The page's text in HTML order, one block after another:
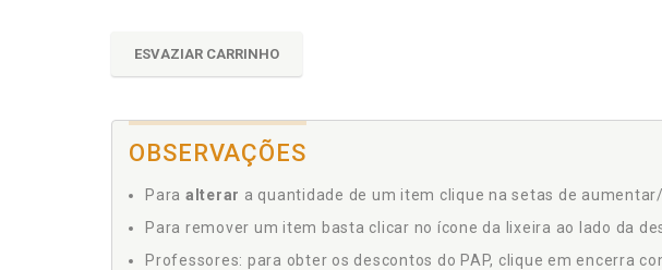
ESVAZIAR CARRINHO
OBSERVAÇÕES
Para alterar a quantidade de um item clique na setas de
Para remover um item basta clicar no ícone da lixeira ao lado da
Professores: para obter os descontos do PAP, clique em encerra